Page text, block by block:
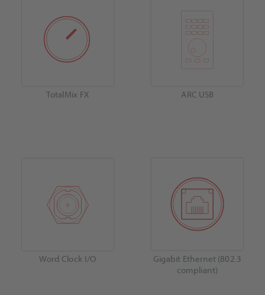
TotalMix FX ARC USB
Word Clock I/O
Gigabit Ethernet (802.3
compliant)